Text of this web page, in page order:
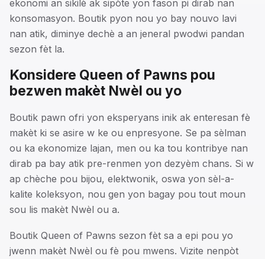
ekonomi an sikilè ak sipòte yon fason pi dirab nan
konsomasyon. Boutik pyon nou yo bay nouvo lavi
nan atik, diminye dechè a an jeneral pwodwi pandan
sezon fèt la.
Konsidere Queen of Pawns pou
bezwen makèt Nwèl ou yo
Boutik pawn ofri yon eksperyans inik ak enteresan fè
makèt ki se asire w ke ou enpresyone. Se pa sèlman
ou ka ekonomize lajan, men ou ka tou kontribye nan
dirab pa bay atik pre-renmen yon dezyèm chans. Si w
ap chèche pou bijou, elektwonik, oswa yon sèl-a-
kalite koleksyon, nou gen yon bagay pou tout moun
sou lis makèt Nwèl ou a.
Boutik Queen of Pawns sezon fèt sa a epi pou yo
jwenn makèt Nwèl ou fè pou mwens. Vizite nenpòt